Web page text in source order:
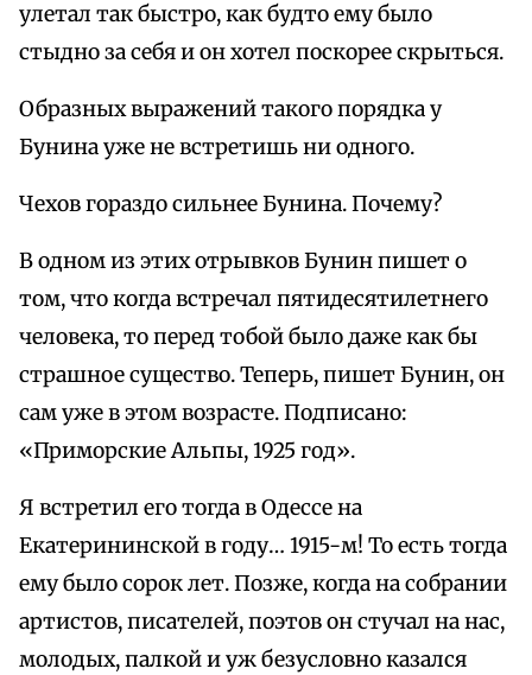
улетал так быстро, как будто ему было
стыдно за себя и он хотел поскорее скрыться.
Образных выражений такого порядка у
Бунина уже не встретишь ни одного.
Чехов гораздо сильнее Бунина. Почему?
В одном из этих отрывков Бунин пишет о
том, что когда встречал пятидесятилетнего
человека, то перед тобой было даже как бы
страшное существо. Теперь, пишет Бунин, он
сам уже в этом возрасте. Подписано:
«Приморские Альпы, 1925 год».
Я встретил его тогда в Одессе на
Екатерининской в году… 1915-м! То есть тогда
ему было сорок лет. Позже, когда на собрании
артистов, писателей, поэтов он стучал на нас,
молодых, палкой и уж безусловно казался